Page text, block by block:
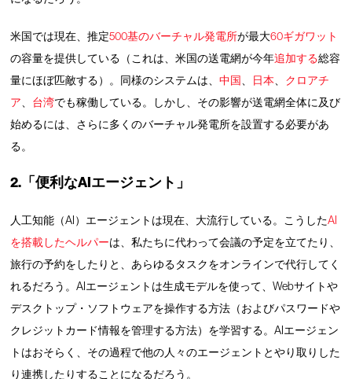
米国では現在、推定500基のバーチャル発電所が最大60ギガワット
の容量を提供している（これは、米国の送電網が今年追加する総容
量にほぼ匹敵する）。同様のシステムは、中国 日本
クロアチ
ア
台湾でも稼働している。しかし、その影響が送電網全体に及び
始めるには、さらに多くのバーチャル発電所を設置する必要があ
る。
2.「便利なAIエージェント」
人工知能（AI）エージェントは現在、大流行している。こうしたAI
を搭載したヘルパーは、私たちに代わって会議の予定を立てたり、
旅行の予約をしたりと、あらゆるタスクをオンラインで代行してく
れるだろう。AIエージェントは生成モデルを使って、Webサイトや
デスクトップ・ソフトウェアを操作する方法（およびパスワードや
クレジットカード情報を管理する方法）を学習する。AIエージェン
トはおそらく、その過程で他の人々のエージェントとやり取りした
り連携したりすることになるだろう。